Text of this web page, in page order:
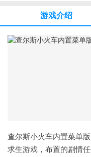
游戏介绍
查尔斯小火车内置菜单
求生游戏，布置的剧情